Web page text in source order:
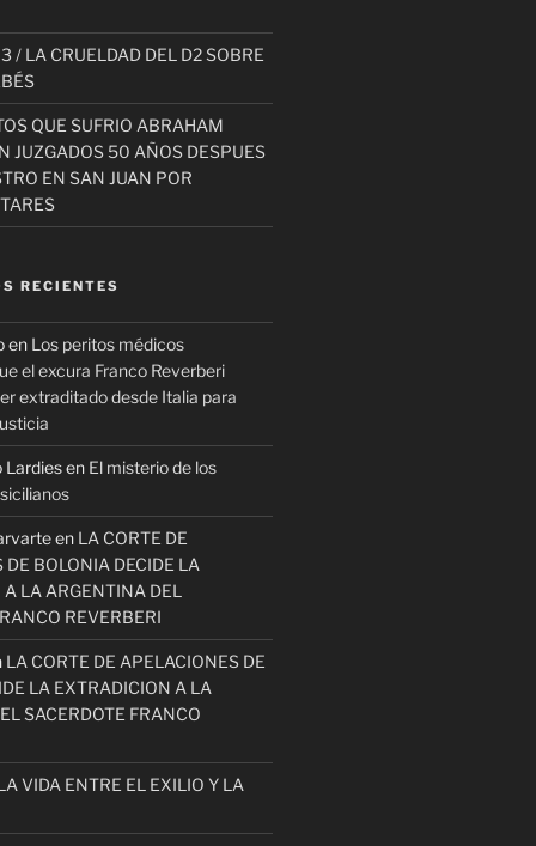
/ LA CRUELDAD DEL D2 SOBRE
QUE SUFRIO ABRAHAM
JUZGADOS 50 AÑOS DESPUES
EN SAN JUAN POR
RECIENTES
en Los peritos médicos
el excura Franco Reverberi
extraditado desde Italia para
Lardiesen El misterio de los
en LA CORTE DE
DE BOLONIA DECIDE LA
LA ARGENTINA DEL
REVERBERI
LA CORTE DE APELACIONES DE
LA EXTRADICION A LA
SACERDOTE FRANCO
VIDA ENTRE EL EXILIO Y LA